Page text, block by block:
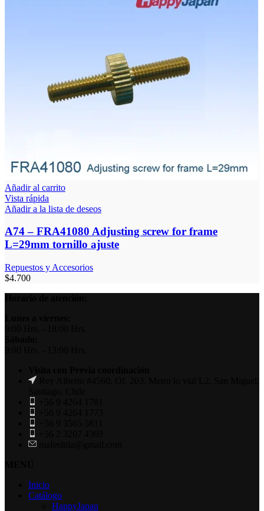
Añadir al carrito
Vista rápida
Añadir a la lista de deseos
A74 – FRA41080 Adjusting screw for frame
L=29mm tornillo ajuste
Repuestos y Accesorios
$4.700
Inicio
Catálogo
HappyJapan